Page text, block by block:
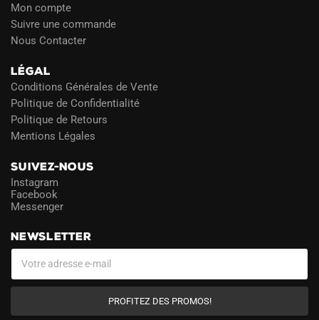
Mon compte
Suivre une commande
Nous Contacter
LÉGAL
Conditions Générales de Vente
Politique de Confidentialité
Politique de Retours
Mentions Légales
SUIVEZ-NOUS
Instagram
Facebook
Messenger
NEWSLETTER
PROFITEZ DES PROMOS!